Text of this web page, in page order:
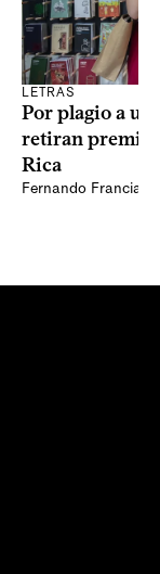
LETRAS
Por plagio a
retiran premio
Rica
Fernando Francia,